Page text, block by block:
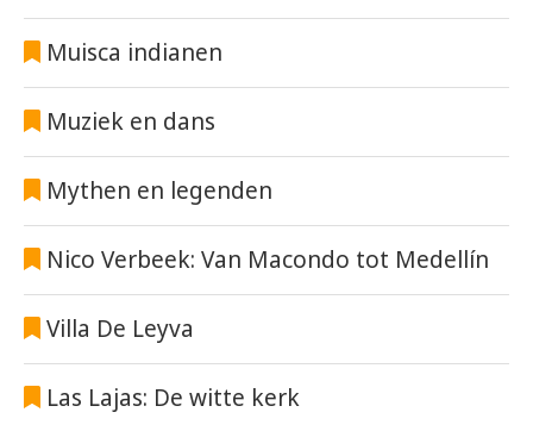
Muisca indianen
Muziek en dans
Mythen en legenden
Nico Verbeek: Van Macondo tot Medellín
Villa De Leyva
Las Lajas: De witte kerk